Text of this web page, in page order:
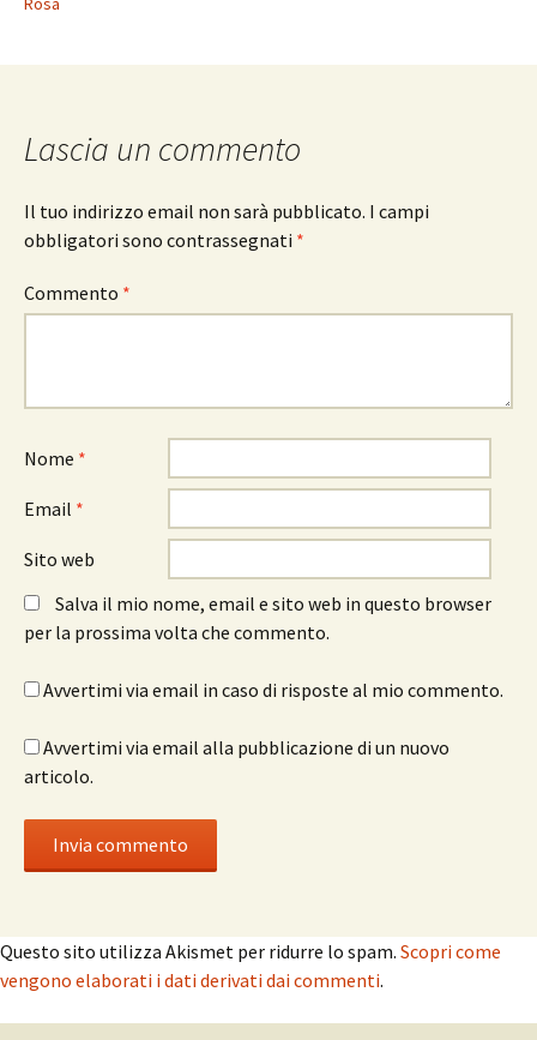
Lascia un commento
Il tuo indirizzo email non sarà pubblicato. I campi
obbligatori sono contrassegnati *
Commento *
Nome *
Email *
Sito web
Salva il mio nome, email e sito web in questo browser
per la prossima volta che commento.
Avvertimi via email in caso di risposte al mio commento.
Avvertimi via email alla pubblicazione di un nuovo
articolo.
Questo sito utilizza Akismet per ridurre lo spam. Scopri come
vengono elaborati i dati derivati dai commenti.